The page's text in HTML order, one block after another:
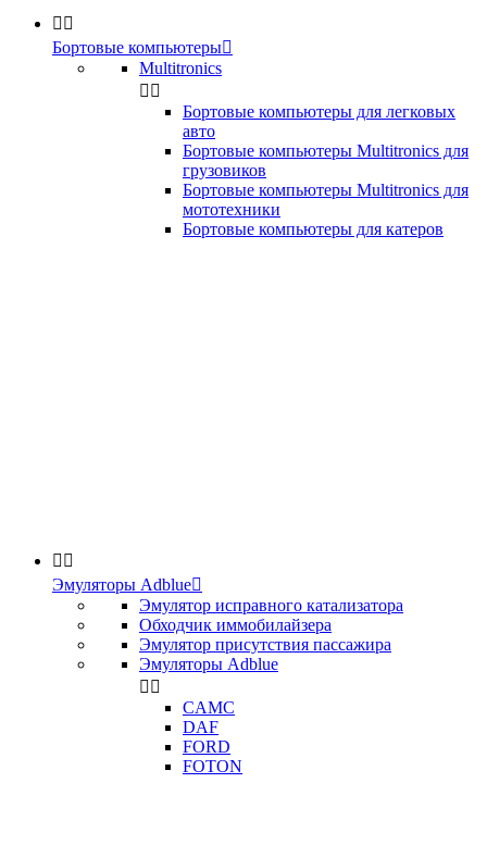
 
Бортовые компьютеры
Multitronics
 
Бортовые компьютеры для легковых
авто
Бортовые компьютеры Multitronics для
грузовиков
Бортовые компьютеры Multitronics для
мототехники
Бортовые компьютеры для катеров
 
Эмуляторы Adblue
Эмулятор исправного катализатора
Обходчик иммобилайзера
Эмулятор присутствия пассажира
Эмуляторы Adblue
 
CAMC
DAF
FORD
FOTON